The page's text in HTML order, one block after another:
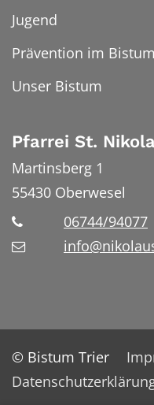
Jugend
Prävention im Bistum
Unser Bistum
Pfarrei St.
Martinsberg 1
55430 Oberwesel
06744/94077
© Bistum Trier